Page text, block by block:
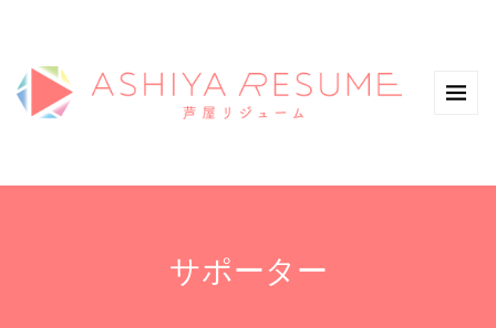
サポーター